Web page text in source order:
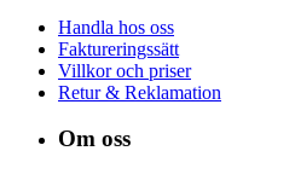
Handla hos oss
Faktureringssätt
Villkor och priser
Retur & Reklamation
Om oss